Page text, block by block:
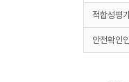
적합성평
안전확인